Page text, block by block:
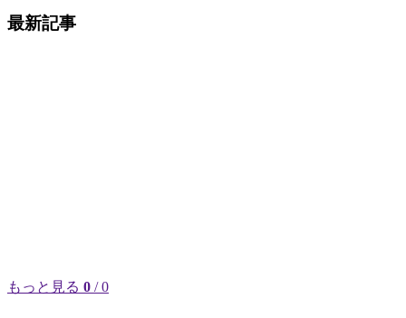
最新記事
もっと見る 0 / 0